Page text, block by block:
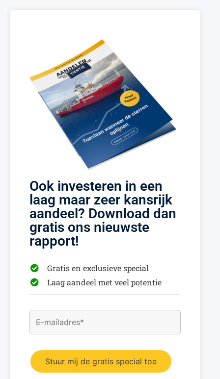
Ook investeren in een
laag maar zeer kansrijk
aandeel? Download dan
gratis ons nieuwste
rapport!
Gratis en exclusieve special
Laag aandeel met veel potentie